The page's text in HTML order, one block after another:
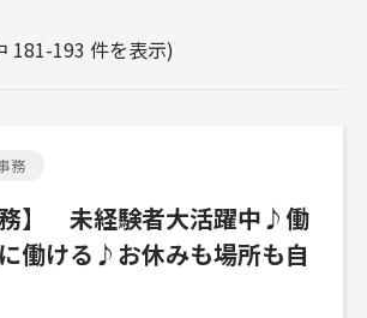
181-193 件を表示)
務
務】 未経験者大活躍中♪働
働ける♪お休みも場所も自